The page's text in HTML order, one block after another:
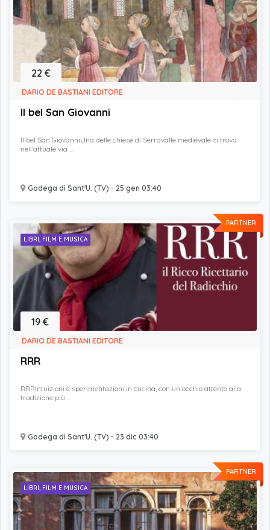
Il bel San Giovanni
Godega di Sant'U. (TV) - 25 gen 03:40
22 €
DARIO DE BASTIANI EDITORE
Il bel San GiovanniUna delle chiese di Serravalle medievale si trova
nell'attuale via ...
PARTNER
LIBRI, FILM E MUSICA
RRR
Godega di Sant'U. (TV) - 23 dic 03:40
19 €
DARIO DE BASTIANI EDITORE
RRRIntuizioni e sperimentazioni in cucina, con un occhio attento alla
tradizione più ...
PARTNER
LIBRI, FILM E MUSICA